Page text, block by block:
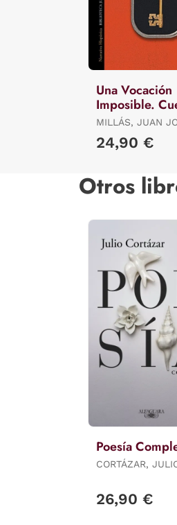
Una Vocación
Imposible.
Completos
MILLÁS, JUAN
24,90 €
Otros
Poesía
CORTÁZAR,
26,90 €